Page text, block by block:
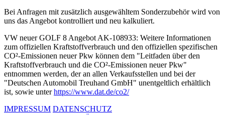
Bei Anfragen mit zusätzlich ausgewähltem Sonderzubehör wird von
uns das Angebot kontrolliert und neu kalkuliert.
VW neuer GOLF 8 Angebot AK-108933: Weitere Informationen
zum offiziellen Kraftstoffverbrauch und den offiziellen spezifischen
CO²-Emissionen neuer Pkw können dem "Leitfaden über den
Kraftstoffverbrauch und die CO²-Emissionen neuer Pkw"
entnommen werden, der an allen Verkaufsstellen und bei der
"Deutschen Automobil Treuhand GmbH" unentgeltlich erhältlich
ist, sowie unterhttps://www.dat.de/co2/
IMPRESSUM DATENSCHUTZ